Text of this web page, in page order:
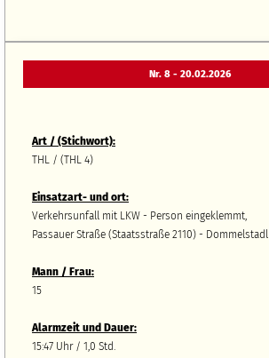
Nr. 8 - 20.02.2026
Art / (Stichwort):
THL / (THL 4)
Einsatzart- und ort:
Verkehrsunfall mit LKW - Person eingeklemmt,
Passauer Straße (Staatsstraße 2110) - Dommelstadl
Mann / Frau:
15
Alarmzeit und Dauer:
15:47 Uhr / 1,0 Std.